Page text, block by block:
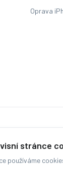
stránce
používáme
Oprava